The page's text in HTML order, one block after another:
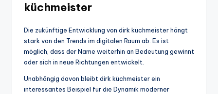
küchmeister
Die zukünftige Entwicklung von dirk küchmeister hängt
stark von den Trends im digitalen Raum ab. Es ist
möglich, dass der Name weiterhin an Bedeutung gewinnt
oder sich in neue Richtungen entwickelt.
Unabhängig davon bleibt dirk küchmeister ein
interessantes Beispiel für die Dynamik moderner